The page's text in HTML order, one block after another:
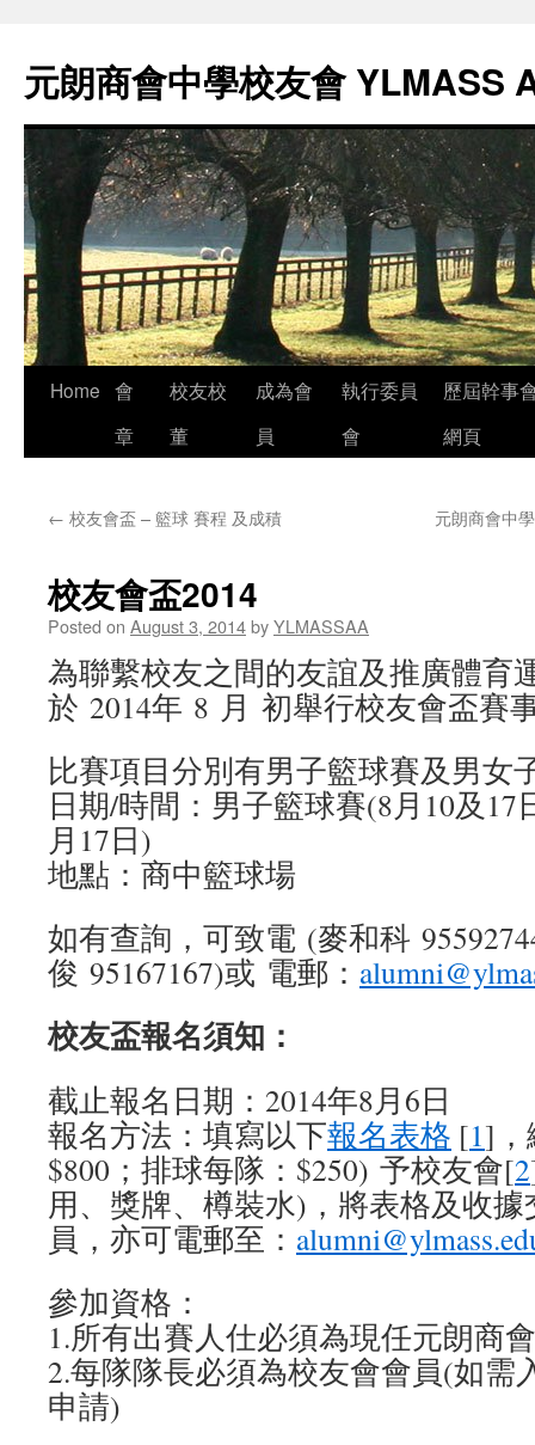
元朗商會中學校友會 YLMASS
Skip
Home 會
章
校友校
董
成為會
員
執行委員
會
歷屆幹事
網頁
← 校友會盃 – 籃球 賽程 及成積 元朗商會中
校友會盃2014
Posted on August 3, 2014byYLMASSAA
為聯繫校友之間的友誼及推廣體育
於 2014年 8 月 初舉行校友會盃賽
比賽項目分別有男子籃球賽及男女
日期/時間：男子籃球賽(8月10及
月17日)
地點：商中籃球場
如有查詢，可致電 (麥和科
俊 95167167)或 電郵：
校友盃報名須知：
截止報名日期：2014年8月6日
報名方法：填寫以下報名表格 [1]，
$800；排球每隊：$250) 予校友會[2
用、獎牌、樽裝水)，將表格及收
員，亦可電郵至：
參加資格：
1.所有出賽人仕必須為現任元朗商
2.每隊隊長必須為校友會會員(如需
申請)